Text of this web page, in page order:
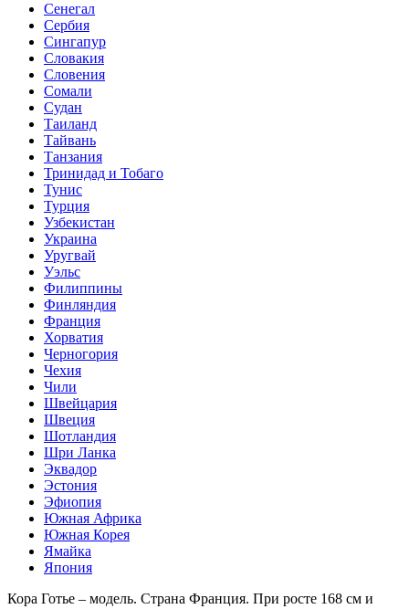
Сенегал
Сербия
Сингапур
Словакия
Словения
Сомали
Судан
Таиланд
Тайвань
Танзания
Тринидад и Тобаго
Тунис
Турция
Узбекистан
Украина
Уругвай
Уэльс
Филиппины
Финляндия
Франция
Хорватия
Черногория
Чехия
Чили
Швейцария
Швеция
Шотландия
Шри Ланка
Эквадор
Эстония
Эфиопия
Южная Африка
Южная Корея
Ямайка
Япония
Кора Готье – модель. Страна Франция. При росте 168 см и